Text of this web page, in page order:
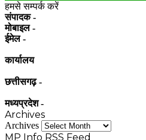
हमसे सम्पर्क करें
संपादक -
मोबाइल -
ईमेल -
कार्यालय
छत्तीसगढ़ -
मध्यप्रदेश -
Archives
Archives
MP Info RSS Feed